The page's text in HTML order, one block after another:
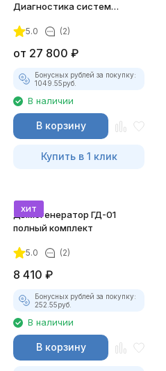
Диагностика систем
5.0 (2)
от 27 800 ₽
Бонусных рублей за покупку:
1049.55руб.
В наличии
В корзину
Купить в 1 клик
хит
Дымогенератор ГД-01
полный комплект
5.0 (2)
8 410 ₽
Бонусных рублей за покупку:
252.55руб.
В наличии
В корзину